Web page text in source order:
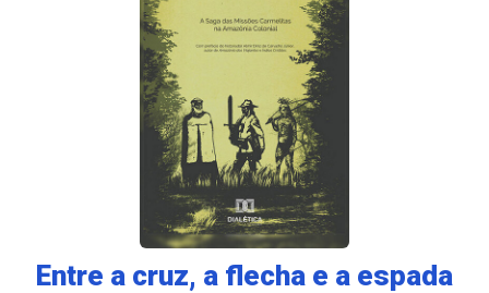
Entre a cruz, a flecha e a espada